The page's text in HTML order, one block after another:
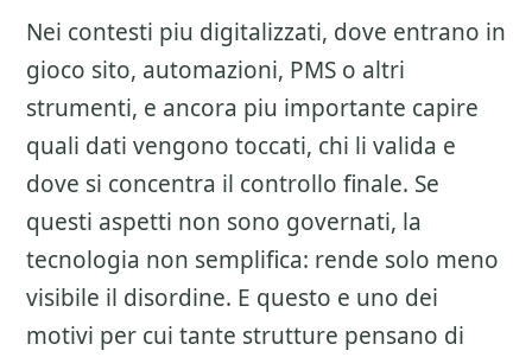
Nei contesti piu digitalizzati, dove entrano in
gioco sito, automazioni, PMS o altri
strumenti, e ancora piu importante capire
quali dati vengono toccati, chi li valida e
dove si concentra il controllo finale. Se
questi aspetti non sono governati, la
tecnologia non semplifica: rende solo meno
visibile il disordine. E questo e uno dei
motivi per cui tante strutture pensano di